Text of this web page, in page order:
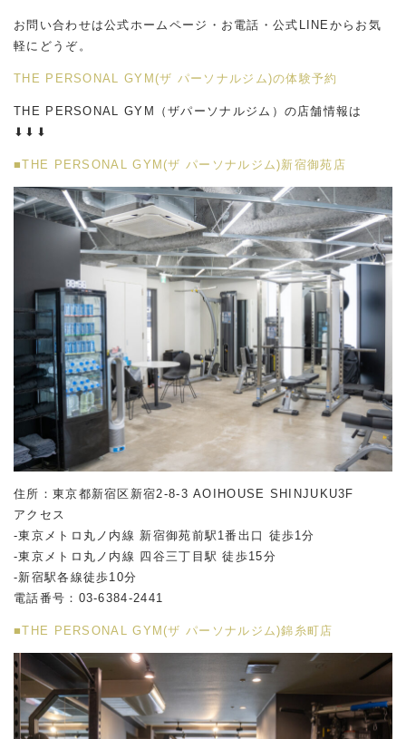
お問い合わせは公式ホームページ・お電話・公式LINEからお気
軽にどうぞ。
THE PERSONAL GYM(ザ パーソナルジム)の体験予約
THE PERSONAL GYM（ザパーソナルジム）の店舗情報は
⬇︎⬇︎⬇︎
■THE PERSONAL GYM(ザ パーソナルジム)新宿御苑店
住所：東京都新宿区新宿2-8-3 AOIHOUSE SHINJUKU3F
アクセス
-東京メトロ丸ノ内線 新宿御苑前駅1番出口 徒歩1分
-東京メトロ丸ノ内線 四谷三丁目駅 徒歩15分
-新宿駅各線徒歩10分
電話番号：03-6384-2441
■THE PERSONAL GYM(ザ パーソナルジム)錦糸町店